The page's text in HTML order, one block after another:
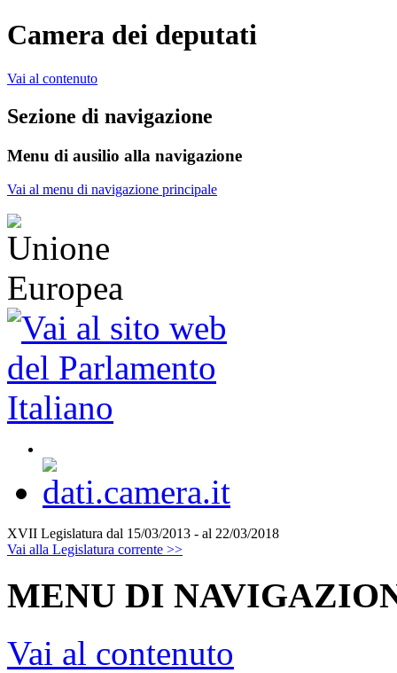
Camera dei deputati
Vai al contenuto
Sezione di navigazione
Menu di ausilio alla navigazione
Vai al menu di navigazione principale
XVII Legislatura dal 15/03/2013 - al 22/03/2018
Vai alla Legislatura corrente >>
MENU DI
Vai al contenuto